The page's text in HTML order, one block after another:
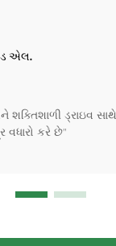
એલ.
શક્તિશાળી ડ્રાઇવ
વધારો કરે છે”